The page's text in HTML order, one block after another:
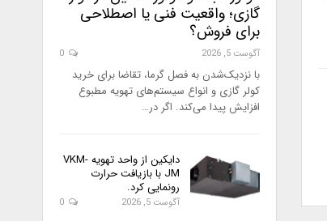
گازی؛ واقعیت فنی یا اصطلاحی
برای فروش؟
آگوست 5, 2026
با نزدیک‌شدن به فصل گرما، تقاضا برای خرید
کولر گازی و انواع سیستم‌های تهویه مطبوع
افزایش پیدا می‌کند. اگر در…
دایکین از واحد تهویه VKM-
JM با بازیافت حرارت
رونمایی کرد.
آگوست 5, 2026